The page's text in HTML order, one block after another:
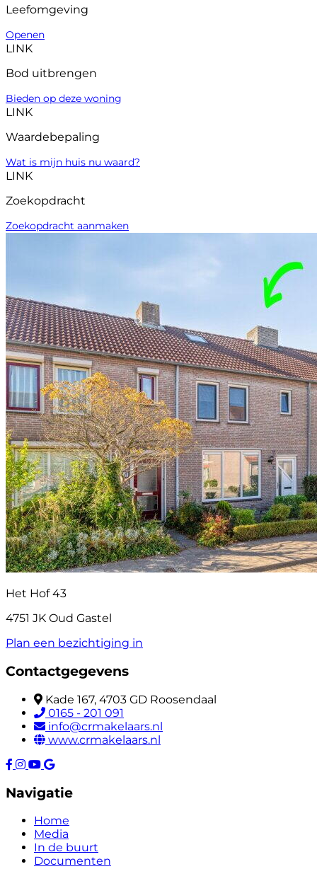
Leefomgeving
Openen
LINK
Bod uitbrengen
Bieden op deze woning
LINK
Waardebepaling
Wat is mijn huis nu waard?
LINK
Zoekopdracht
Zoekopdracht aanmaken
Het Hof 43
4751 JK Oud Gastel
Plan een bezichtiging in
Contactgegevens
Kade 167, 4703 GD Roosendaal
0165 - 201 091
info@crmakelaars.nl
www.crmakelaars.nl
Navigatie
Home
Media
In de buurt
Documenten